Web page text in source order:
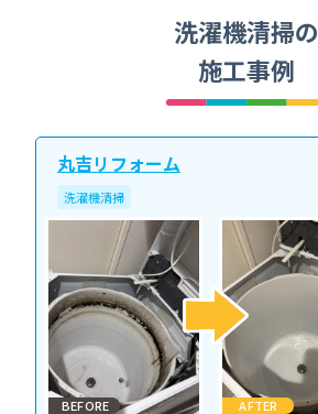
洗濯機清掃の
施工事例
丸吉リフォーム
洗濯機清掃
BEFORE AFTER